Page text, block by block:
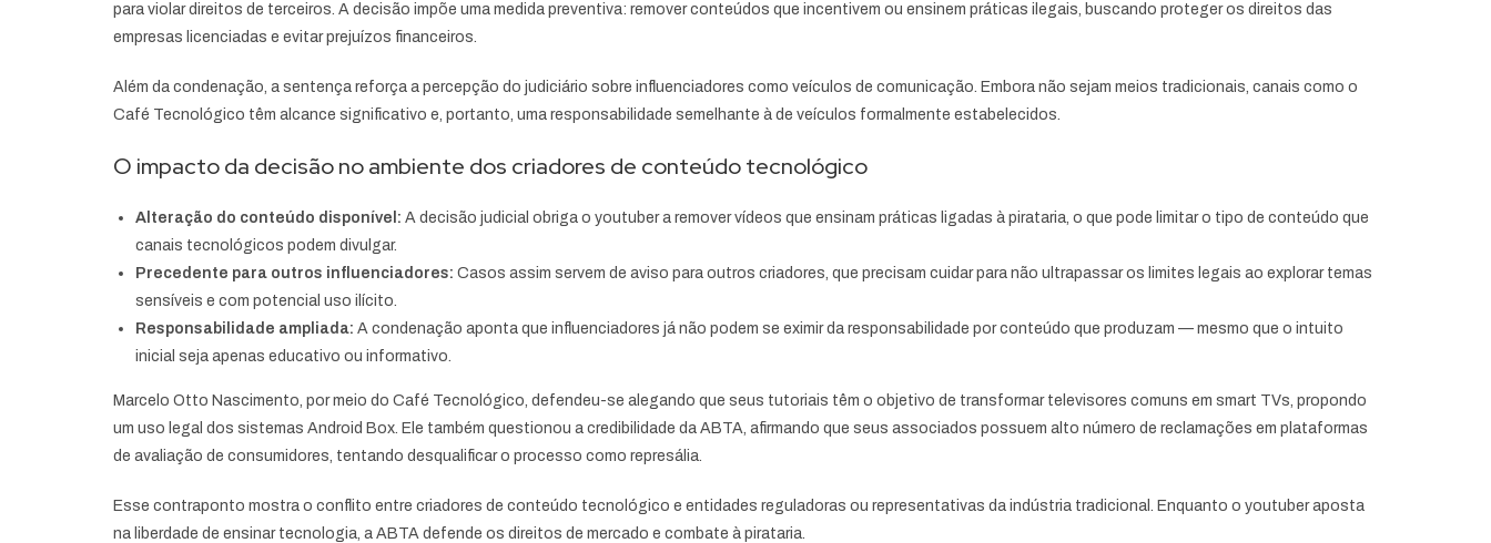
para violar direitos de terceiros. A decisão impõe uma medida preventiva: remover conteúdos que incentivem ou ensinem práticas ilegais, buscando proteger os direitos das
empresas licenciadas e evitar prejuízos financeiros.
Além da condenação, a sentença reforça a percepção do judiciário sobre influenciadores como veículos de comunicação. Embora não sejam meios tradicionais, canais como o
Café Tecnológico têm alcance significativo e, portanto, uma responsabilidade semelhante à de veículos formalmente estabelecidos.
O impacto da decisão no ambiente dos criadores de conteúdo tecnológico
Alteração do conteúdo disponível: A decisão judicial obriga o youtuber a remover vídeos que ensinam práticas ligadas à pirataria, o que pode limitar o tipo de conteúdo que
canais tecnológicos podem divulgar.
Precedente para outros influenciadores: Casos assim servem de aviso para outros criadores, que precisam cuidar para não ultrapassar os limites legais ao explorar temas
sensíveis e com potencial uso ilícito.
Responsabilidade ampliada: A condenação aponta que influenciadores já não podem se eximir da responsabilidade por conteúdo que produzam — mesmo que o intuito
inicial seja apenas educativo ou informativo.
Marcelo Otto Nascimento, por meio do Café Tecnológico, defendeu-se alegando que seus tutoriais têm o objetivo de transformar televisores comuns em smart TVs, propondo
um uso legal dos sistemas Android Box. Ele também questionou a credibilidade da ABTA, afirmando que seus associados possuem alto número de reclamações em plataformas
de avaliação de consumidores, tentando desqualificar o processo como represália.
Esse contraponto mostra o conflito entre criadores de conteúdo tecnológico e entidades reguladoras ou representativas da indústria tradicional. Enquanto o youtuber aposta
na liberdade de ensinar tecnologia, a ABTA defende os direitos de mercado e combate à pirataria.